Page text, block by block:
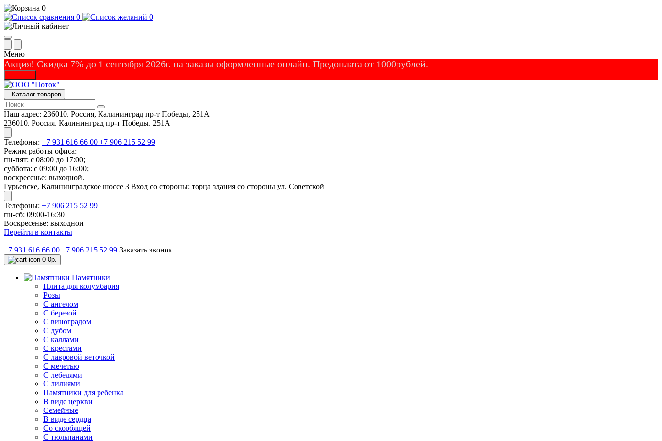
0
0
0
Меню
Акция! Скидка 7% до 1 сентября 2026г. на заказы оформленные онлайн. Предоплата от 1000рублей.
Каталог товаров
Наш адрес: 236010. Россия, Калининград пр-т Победы, 251А
236010. Россия, Калининград пр-т Победы, 251А
Телефоны: +7 931 616 66 00 +7 906 215 52 99
Режим работы офиса:
пн-пят: с 08:00 до 17:00;
суббота: с 09:00 до 16:00;
воскресенье: выходной.
Гурьевске, Калининградское шоссе 3 Вход со стороны: торца здания со стороны ул. Советской
Телефоны: +7 906 215 52 99
пн-сб: 09:00-16:30
Воскресенье: выходной
Перейти в контакты
+7 931 616 66 00 +7 906 215 52 99 Заказать звонок
0 0р.
Памятники
Плита для колумбария
Розы
C ангелом
C березой
С виноградом
С дубом
С каллами
С крестами
С лавровой веточкой
С мечетью
C лебедями
С лилиями
Памятники для ребенка
В виде церкви
Семейные
В виде сердца
Со скорбящей
С тюльпанами